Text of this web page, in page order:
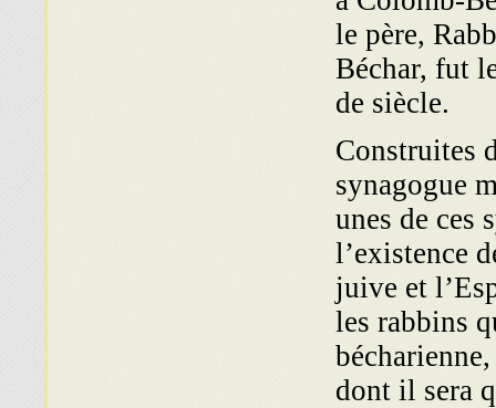
le père,
Béchar, fut
de siècle.
Construites
synagogue
unes de ces
l’existence
juive et
les rabbins
dont il sera